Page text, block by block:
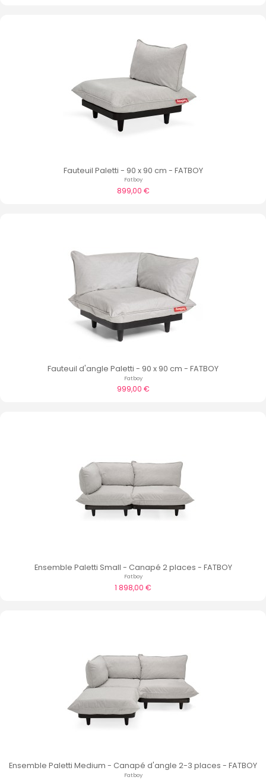
Fauteuil Paletti - 90 x 90 cm - FATBOY
Fatboy
899,00 €
Fauteuil d'angle Paletti - 90 x 90 cm - FATBOY
Fatboy
999,00 €
Ensemble Paletti Small - Canapé 2 places - FATBOY
Fatboy
1 898,00 €
Ensemble Paletti Medium - Canapé d'angle 2-3 places - FATBOY
Fatboy